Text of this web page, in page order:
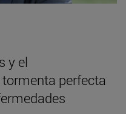
y el
perfecta